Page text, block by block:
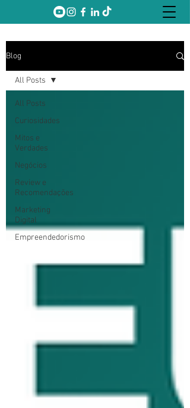
Blog
All Posts
Curiosidades
Mitos e
Verdades
Negócios
Review e
Recomendações
Marketing
Digital
Empreendedorismo
All Posts